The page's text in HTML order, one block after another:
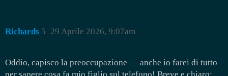
Richards 29 Aprile 2026, 9:07am
5
Oddio, capisco la preoccupazione — anche io farei di tutto